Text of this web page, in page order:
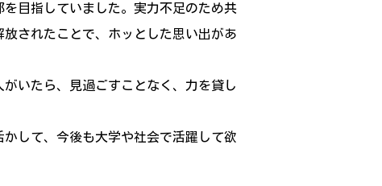
目指していました。実力不足のため共
されたことで、ホッとした思い出があ
いたら、見過ごすことなく、力を貸し
して、今後も大学や社会で活躍して欲